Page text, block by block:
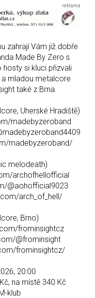
zahrají Vám již dobře
Made By Zero s
si kluci přizvali
a mladou metalcore
také z Brna.
Uherské Hradiště)
madebyzeroband
madebyzeroband/
melodeath)
archofhellofficial
@aohofficial9023
arch_of_hell/
Brno)
frominsightcz
@frominsight
frominsightcz/
20:00
na místě 340 Kč
klub